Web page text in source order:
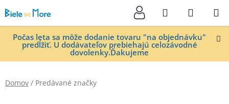
na
obsah
Počas leta sa môže dodanie tovaru "na objednávku"
predĺžiť. U dodávateľov prebiehajú celozávodné
dovolenky.Ďakujeme
Hľadať
KOŠÍK
Domov / Predávané značky